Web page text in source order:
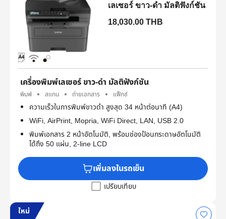
เลเซอร์ ขาว-ดำ มัลติฟังก์ชัน
18,030.00 THB
เครื่องพิมพ์เลเซอร์ ขาว-ดำ มัลติฟังก์ชัน
พิมพ์ สแกน ถ่ายเอกสาร แฟ็กซ์
ความเร็วในการพิมพ์ขาวดำ สูงสุด 34 หน้าต่อนาที (A4)
WiFi, AirPrint, Mopria, WiFi Direct, LAN, USB 2.0
พิมพ์เอกสาร 2 หน้าอัตโนมัติ, พร้อมช่องป้อนกระดาษอัตโนมัติ
ได้ถึง 50 แผ่น, 2-line LCD
เพิ่มลงในรถเข็น
เปรียบเทียบ
ใหม่